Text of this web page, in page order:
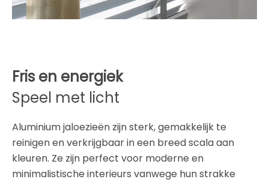
Fris en energiek
Speel met licht
Aluminium jaloezieën zijn sterk, gemakkelijk te
reinigen en verkrijgbaar in een breed scala aan
kleuren. Ze zijn perfect voor moderne en
minimalistische interieurs vanwege hun strakke